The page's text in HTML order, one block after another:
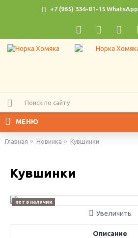
+7 (965) 334-81-15 WhatsApp
МЕНЮ
Главная Новинка Кувшинки
Кувшинки
нет в наличии
Увеличить
Описание